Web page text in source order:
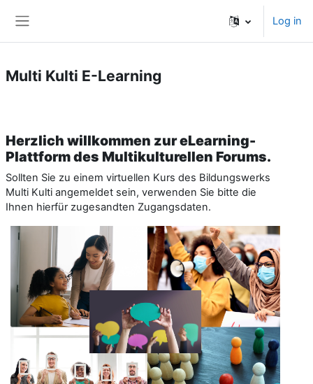
Log in
Multi Kulti E-Learning
Herzlich willkommen zur eLearning-
Plattform des Multikulturellen Forums.
Sollten Sie zu einem virtuellen Kurs des Bildungswerks
Multi Kulti angemeldet sein, verwenden Sie bitte die
Ihnen hierfür zugesandten Zugangsdaten.